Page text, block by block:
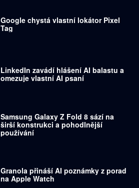
Google chystá vlastní lokátor Pixel
Tag
LinkedIn zavádí hlášení AI balastu a
omezuje vlastní AI psaní
Samsung Galaxy Z Fold 8 sází na
širší konstrukci a pohodlnější
používání
Granola přináší AI poznámky z porad
na Apple Watch